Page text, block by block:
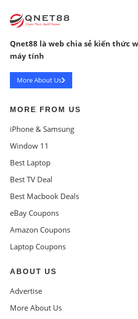
Qnet88 là web chia sẻ kiến thức
máy tính
More About Us
MORE FROM US
iPhone & Samsung
Window 11
Best Laptop
Best TV Deal
Best Macbook Deals
eBay Coupons
Amazon Coupons
Laptop Coupons
ABOUT US
Advertise
More About Us